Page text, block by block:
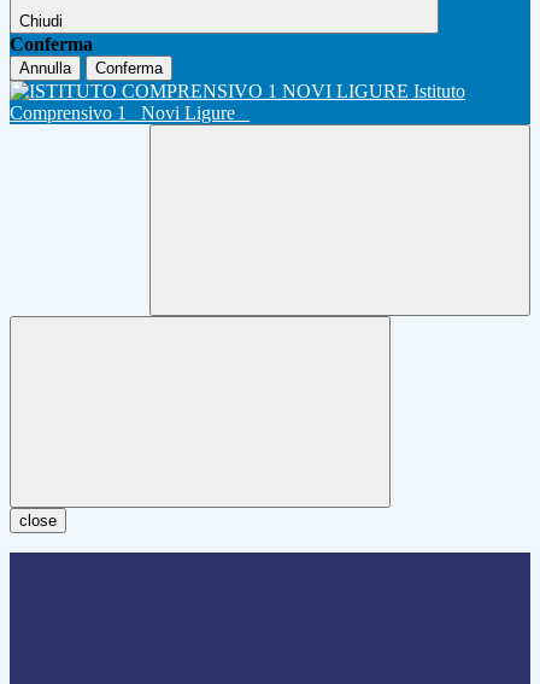
Chiudi
Conferma
Annulla Conferma
Istituto
Comprensivo 1
Novi Ligure
close